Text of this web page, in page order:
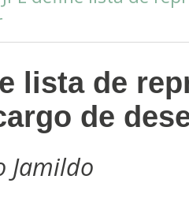
lista de
de
Jamildo